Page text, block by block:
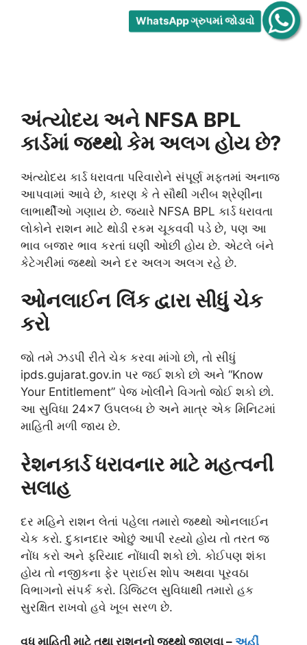
અંત્યોદય અને NFSA BPL
કાર્ડમાં જથ્થો કેમ અલગ હોય છે?
અંત્યોદય કાર્ડ ધરાવતા પરિવારોને સંપૂર્ણ મફતમાં અનાજ
આપવામાં આવે છે, કારણ કે તે સૌથી ગરીબ શ્રેણીના
લાભાર્થીઓ ગણાય છે. જ્યારે NFSA BPL કાર્ડ ધરાવતા
લોકોને રાશન માટે થોડી રકમ ચૂકવવી પડે છે, પણ આ
ભાવ બજાર ભાવ કરતાં ઘણી ઓછી હોય છે. એટલે બંને
કેટેગરીમાં જથ્થો અને દર અલગ અલગ રહે છે.
ઓનલાઈન લિંક દ્વારા સીધું ચેક
કરો
જો તમે ઝડપી રીતે ચેક કરવા માંગો છો, તો સીધું
ipds.gujarat.gov.in પર જઈ શકો છો અને “Know
Your Entitlement” પેજ ખોલીને વિગતો જોઈ શકો છો.
આ સુવિધા 24×7 ઉપલબ્ધ છે અને માત્ર એક મિનિટમાં
માહિતી મળી જાય છે.
રેશનકાર્ડ ધરાવનાર માટે મહત્વની
સલાહ
દર મહિને રાશન લેતાં પહેલા તમારો જથ્થો ઓનલાઈન
ચેક કરો. દુકાનદાર ઓછું આપી રહ્યો હોય તો તરત જ
નોંધ કરો અને ફરિયાદ નોંધાવી શકો છો. કોઈપણ શંકા
હોય તો નજીકના ફેર પ્રાઈસ શોપ અથવા પૂરવઠા
વિભાગનો સંપર્ક કરો. ડિજિટલ સુવિધાથી તમારો હક
સુરક્ષિત રાખવો હવે ખૂબ સરળ છે.
વધુ માહિતી માટે તથા રાશનનો જથ્થો જાણવા – અહીં
WhatsApp ગ્રુપમાં જોડાવો